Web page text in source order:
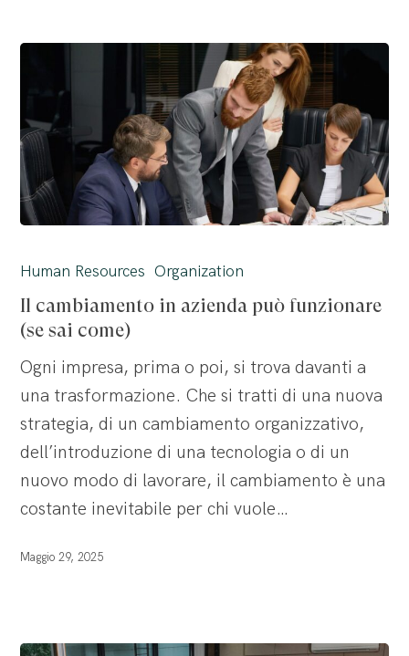
cambiamento
in
azienda
funzionare
(se
sai
come)
Human Resources Organization
Il cambiamento in azienda può funzionare
(se sai come)
Ogni impresa, prima o poi, si trova davanti a
una trasformazione. Che si tratti di una nuova
strategia, di un cambiamento organizzativo,
dell’introduzione di una tecnologia o di un
nuovo modo di lavorare, il cambiamento è una
costante inevitabile per chi vuole…
Maggio 29, 2025